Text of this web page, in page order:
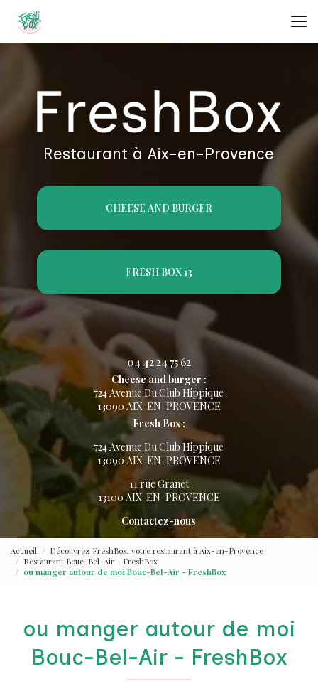
contenu
principal
Restaurant à Aix-en-Provence
CHEESE AND BURGER
FRESH BOX 13
04 42 24 75 62
Cheese and burger :
724 Avenue Du Club Hippique
13090 AIX-EN-PROVENCE
Fresh Box :
724 Avenue Du Club Hippique
13090 AIX-EN-PROVENCE
11 rue Granet
13100 AIX-EN-PROVENCE
Contactez-nous
Accueil
Découvrez FreshBox, votre restaurant à Aix-en-Provence
Restaurant Bouc-Bel-Air - FreshBox
ou manger autour de moi Bouc-Bel-Air - FreshBox
ou manger autour de moi
Bouc-Bel-Air - FreshBox